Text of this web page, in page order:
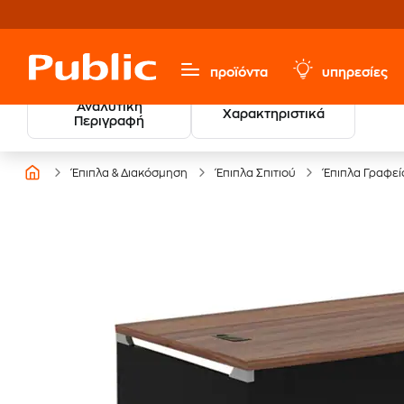
προϊόντα υπηρεσίες
Αναλυτική
Περιγραφή
Χαρακτηριστικά
Έπιπλα & Διακόσμηση Έπιπλα Σπιτιού Έπιπλα